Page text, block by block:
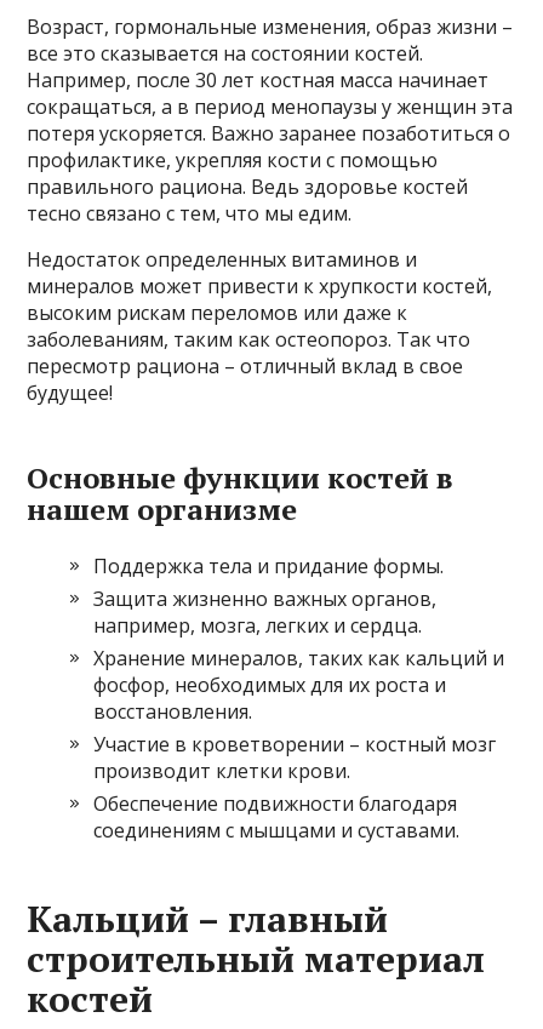
Возраст, гормональные изменения, образ жизни –
все это сказывается на состоянии костей.
Например, после 30 лет костная масса начинает
сокращаться, а в период менопаузы у женщин эта
потеря ускоряется. Важно заранее позаботиться о
профилактике, укрепляя кости с помощью
правильного рациона. Ведь здоровье костей
тесно связано с тем, что мы едим.
Недостаток определенных витаминов и
минералов может привести к хрупкости костей,
высоким рискам переломов или даже к
заболеваниям, таким как остеопороз. Так что
пересмотр рациона – отличный вклад в свое
будущее!
Основные функции костей в
нашем организме
Поддержка тела и придание формы.
Защита жизненно важных органов,
например, мозга, легких и сердца.
Хранение минералов, таких как кальций и
фосфор, необходимых для их роста и
восстановления.
Участие в кроветворении – костный мозг
производит клетки крови.
Обеспечение подвижности благодаря
соединениям с мышцами и суставами.
Кальций – главный
строительный материал
костей